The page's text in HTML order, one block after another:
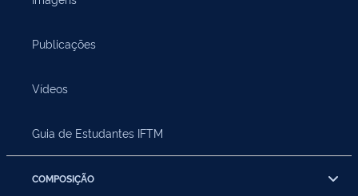
Publicações
Vídeos
Guia de Estudantes IFTM
COMPOSIÇÃO